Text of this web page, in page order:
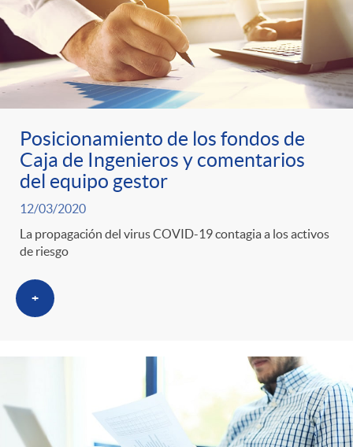
Posicionamiento de los fondos de
Caja de Ingenieros y comentarios
del equipo gestor
12/03/2020
La propagación del virus COVID-19 contagia a los activos
de riesgo
+